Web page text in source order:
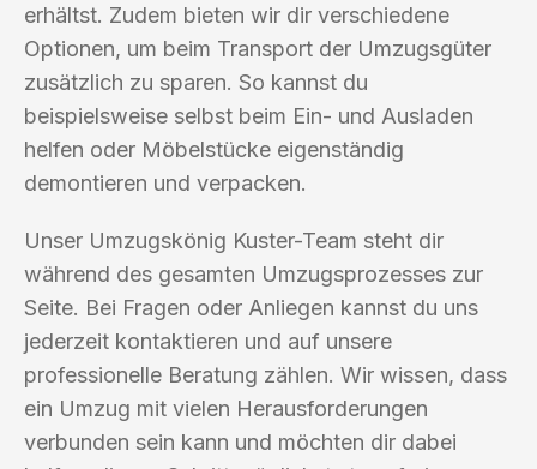
erhältst. Zudem bieten wir dir verschiedene
Optionen, um beim Transport der Umzugsgüter
zusätzlich zu sparen. So kannst du
beispielsweise selbst beim Ein- und Ausladen
helfen oder Möbelstücke eigenständig
demontieren und verpacken.
Unser Umzugskönig Kuster-Team steht dir
während des gesamten Umzugsprozesses zur
Seite. Bei Fragen oder Anliegen kannst du uns
jederzeit kontaktieren und auf unsere
professionelle Beratung zählen. Wir wissen, dass
ein Umzug mit vielen Herausforderungen
verbunden sein kann und möchten dir dabei